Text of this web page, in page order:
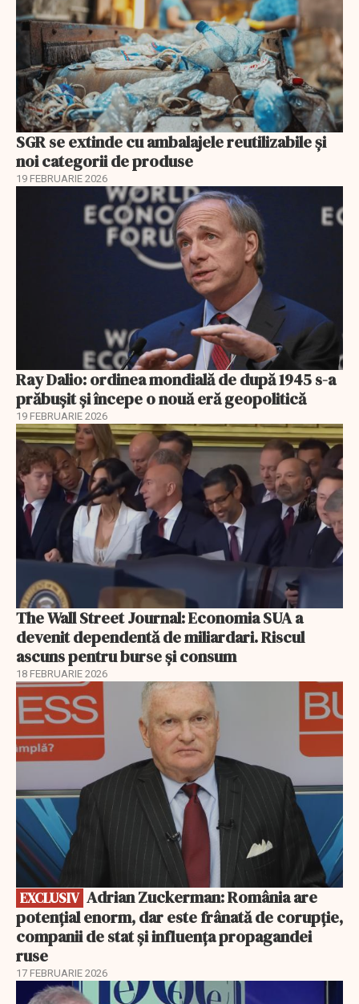
SGR se extinde cu ambalajele reutilizabile și
noi categorii de produse
19 FEBRUARIE 2026
Ray Dalio: ordinea mondială de după 1945 s-a
prăbușit și începe o nouă eră geopolitică
19 FEBRUARIE 2026
The Wall Street Journal: Economia SUA a
devenit dependentă de miliardari. Riscul
ascuns pentru burse și consum
18 FEBRUARIE 2026
EXCLUSIV
EXCLUSIV
potențial enorm, dar este frânată de corupție,
companii de stat și influența propagandei
ruse
17 FEBRUARIE 2026
EXCLUSIV